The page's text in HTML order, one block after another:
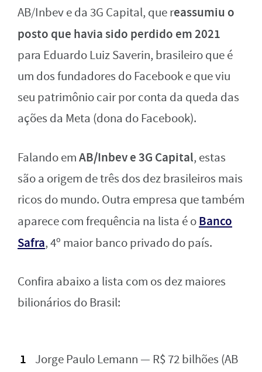
AB/Inbev e da 3G Capital, que reassumiu o
posto que havia sido perdido em 2021
para Eduardo Luiz Saverin, brasileiro que é
um dos fundadores do Facebook e que viu
seu patrimônio cair por conta da queda das
ações da Meta (dona do Facebook).
Falando emAB/Inbev e 3G Capital, estas
são a origem de três dos dez brasileiros mais
ricos do mundo. Outra empresa que também
aparece com frequência na lista é oBanco
Safra, 4º maior banco privado do país.
Confira abaixo a lista com os dez maiores
bilionários do Brasil:
Jorge Paulo Lemann — R$ 72 bilhões (AB